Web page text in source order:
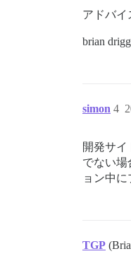
アドバイ
brian
simon 4
開発サイ
でない場
ョン中
TGP